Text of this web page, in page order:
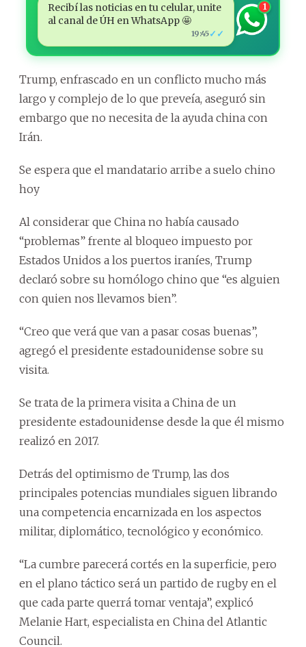
Recibí las noticias en tu celular, unite
al canal de ÚH en WhatsApp 🤩
19:45✓✓
1
Trump, enfrascado en un conflicto mucho más
largo y complejo de lo que preveía, aseguró sin
embargo que no necesita de la ayuda china con
Irán.
Se espera que el mandatario arribe a suelo chino
hoy
Al considerar que China no había causado
“problemas” frente al bloqueo impuesto por
Estados Unidos a los puertos iraníes, Trump
declaró sobre su homólogo chino que “es alguien
con quien nos llevamos bien”.
“Creo que verá que van a pasar cosas buenas”,
agregó el presidente estadounidense sobre su
visita.
Se trata de la primera visita a China de un
presidente estadounidense desde la que él mismo
realizó en 2017.
Detrás del optimismo de Trump, las dos
principales potencias mundiales siguen librando
una competencia encarnizada en los aspectos
militar, diplomático, tecnológico y económico.
“La cumbre parecerá cortés en la superficie, pero
en el plano táctico será un partido de rugby en el
que cada parte querrá tomar ventaja”, explicó
Melanie Hart, especialista en China del Atlantic
Council.